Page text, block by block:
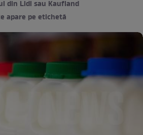
din Lidl sau Kaufland
apare pe etichetă